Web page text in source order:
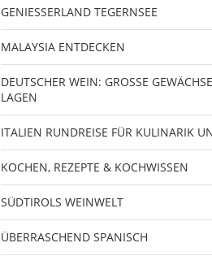
GENIESSERLAND TEGERNSEE
MALAYSIA ENTDECKEN
DEUTSCHER WEIN: GROSSE
LAGEN
ITALIEN RUNDREISE FÜR KULINARIK
KOCHEN, REZEPTE & KOCHWISSEN
SÜDTIROLS WEINWELT
ÜBERRASCHEND SPANISCH